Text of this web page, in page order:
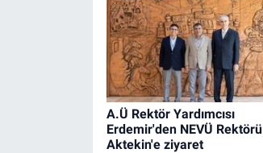
A.Ü Rektör Yardımcısı
Erdemir'den NEVÜ Rektörü
Aktekin'e ziyaret